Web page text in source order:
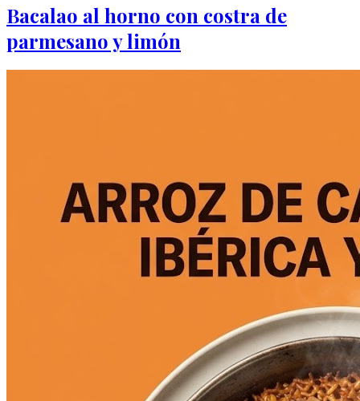
Bacalao al horno con costra de
parmesano y limón